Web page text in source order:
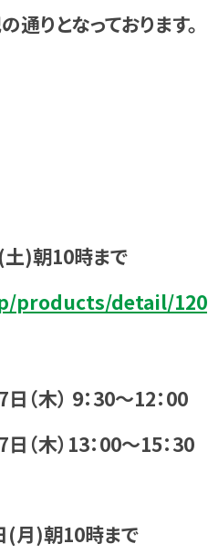
りとなっております。
)朝10時まで
products/detail/120
（木） 9：30～12：00
（木）13：00～15：30
(月)朝10時まで